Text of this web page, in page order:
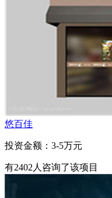
悠百佳
投资金额： 3-5万元
有2402 人咨询了该项目